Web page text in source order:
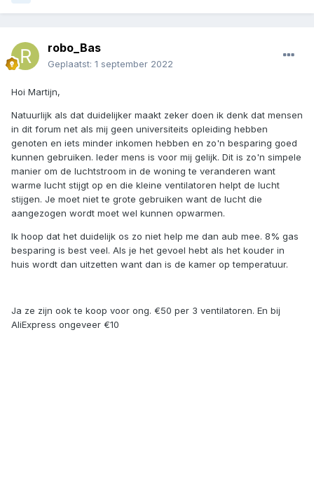
robo_Bas
Geplaatst: 1 september 2022
Hoi Martijn,
Natuurlijk als dat duidelijker maakt zeker doen ik denk dat mensen
in dit forum net als mij geen universiteits opleiding hebben
genoten en iets minder inkomen hebben en zo'n besparing goed
kunnen gebruiken. Ieder mens is voor mij gelijk. Dit is zo'n simpele
manier om de luchtstroom in de woning te veranderen want
warme lucht stijgt op en die kleine ventilatoren helpt de lucht
stijgen. Je moet niet te grote gebruiken want de lucht die
aangezogen wordt moet wel kunnen opwarmen.
Ik hoop dat het duidelijk os zo niet help me dan aub mee. 8% gas
besparing is best veel. Als je het gevoel hebt als het kouder in
huis wordt dan uitzetten want dan is de kamer op temperatuur.
Ja ze zijn ook te koop voor ong. €50 per 3 ventilatoren. En bij
AliExpress ongeveer €10